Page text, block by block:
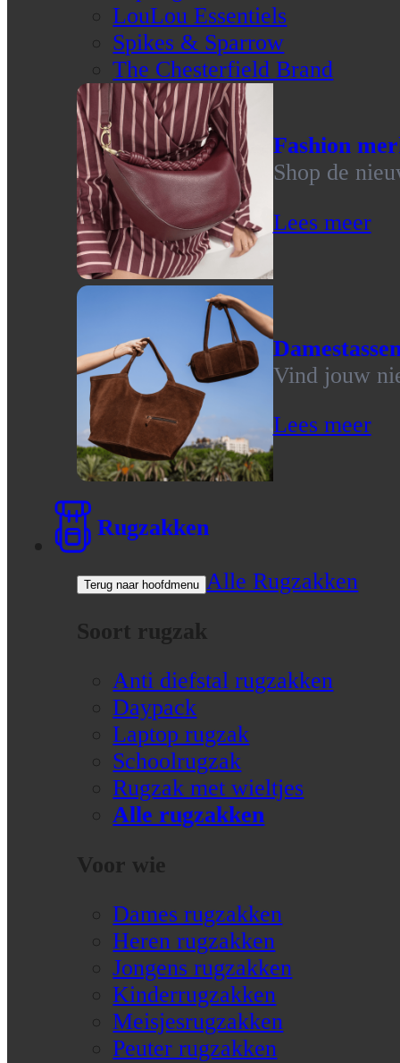
LouLou Essentiels
Spikes & Sparrow
The Chesterfield Brand
Fashion
Shop de
Lees meer
Vind jouw
Lees meer
Rugzakken
Terug naar hoofdmenu Alle Rugzakken
Soort rugzak
Anti diefstal rugzakken
Daypack
Laptop rugzak
Schoolrugzak
Rugzak met wieltjes
Alle rugzakken
Voor wie
Dames rugzakken
Heren rugzakken
Jongens rugzakken
Kinderrugzakken
Meisjesrugzakken
Peuter rugzakken